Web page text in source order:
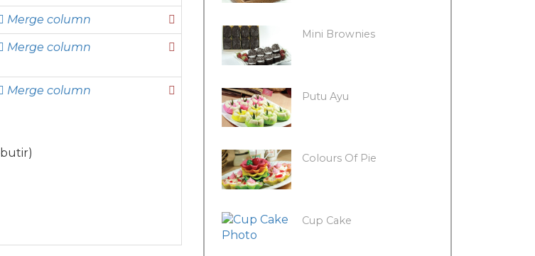
Merge column
Merge column
Merge column
butir)
Mini Brownies
Putu Ayu
Colours Of Pie
Cup Cake